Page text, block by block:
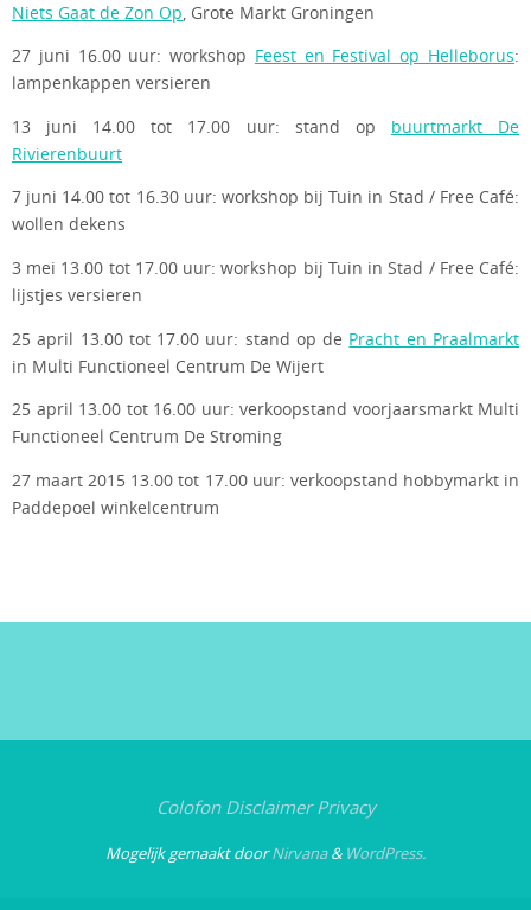
Niets Gaat de Zon Op, Grote Markt Groningen
27 juni 16.00 uur: workshop Feest en Festival op Helleborus:
lampenkappen versieren
13 juni 14.00 tot 17.00 uur: stand op buurtmarkt De
Rivierenbuurt
7 juni 14.00 tot 16.30 uur: workshop bij Tuin in Stad / Free Café:
wollen dekens
3 mei 13.00 tot 17.00 uur: workshop bij Tuin in Stad / Free Café:
lijstjes versieren
25 april 13.00 tot 17.00 uur: stand op de Pracht en Praalmarkt
in Multi Functioneel Centrum De Wijert
25 april 13.00 tot 16.00 uur: verkoopstand voorjaarsmarkt Multi
Functioneel Centrum De Stroming
27 maart 2015 13.00 tot 17.00 uur: verkoopstand hobbymarkt in
Paddepoel winkelcentrum
Colofon Disclaimer Privacy
Mogelijk gemaakt doorNirvana& WordPress.